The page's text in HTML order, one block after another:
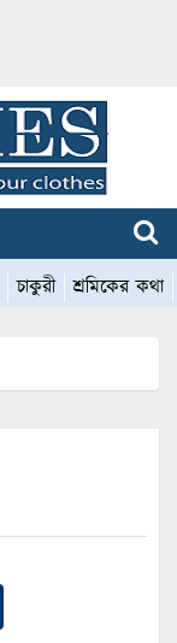
চাকুরী শ্রমিকের কথা